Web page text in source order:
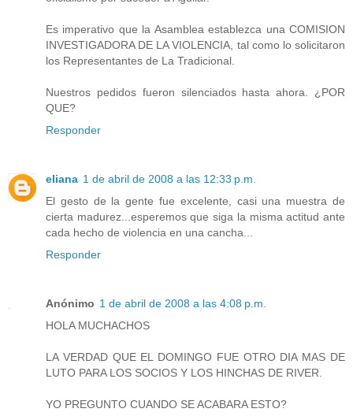
Es imperativo que la Asamblea establezca una COMISION
INVESTIGADORA DE LA VIOLENCIA, tal como lo solicitaron
los Representantes de La Tradicional.
Nuestros pedidos fueron silenciados hasta ahora. ¿POR
QUE?
Responder
eliana 1 de abril de 2008 a las 12:33 p.m.
El gesto de la gente fue excelente, casi una muestra de
cierta madurez...esperemos que siga la misma actitud ante
cada hecho de violencia en una cancha...
Responder
Anónimo 1 de abril de 2008 a las 4:08 p.m.
HOLA MUCHACHOS
LA VERDAD QUE EL DOMINGO FUE OTRO DIA MAS DE
LUTO PARA LOS SOCIOS Y LOS HINCHAS DE RIVER.
YO PREGUNTO CUANDO SE ACABARA ESTO?